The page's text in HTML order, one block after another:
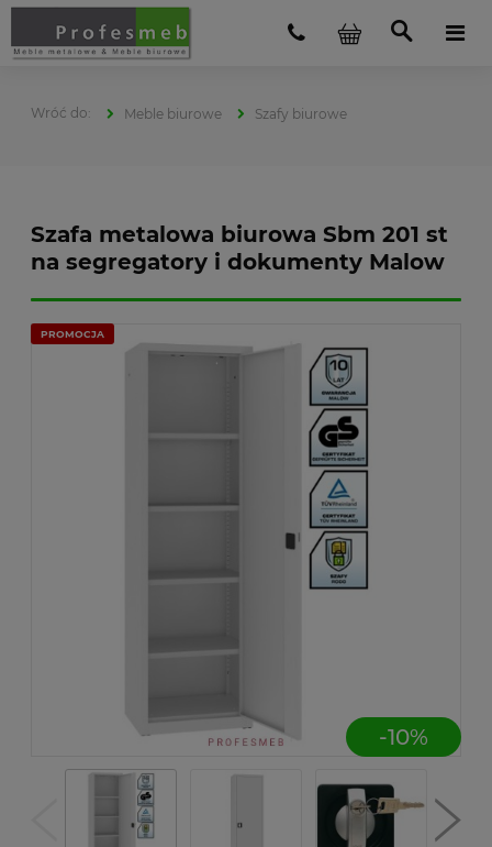
Meble biurowe Szafy biurowe
Szafa metalowa biurowa Sbm 201 st
na segregatory i dokumenty Malow
PROMOCJA
-10%